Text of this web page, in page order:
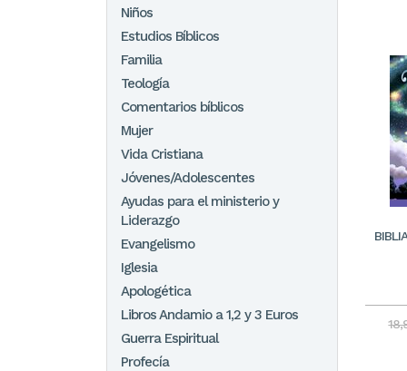
Niños
Estudios Bíblicos
Familia
Teología
Comentarios bíblicos
Mujer
Vida Cristiana
Jóvenes/Adolescentes
Ayudas para el ministerio y
Liderazgo
Evangelismo
Iglesia
Apologética
Libros Andamio a 1,2 y 3 Euros
Guerra Espiritual
Profecía